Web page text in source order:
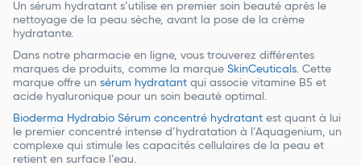
Un sérum hydratant s’utilise en premier soin beauté après le
nettoyage de la peau sèche, avant la pose de la crème
hydratante.
Dans notre pharmacie en ligne, vous trouverez différentes
marques de produits, comme la marque SkinCeuticals. Cette
marque offre un sérum hydratant qui associe vitamine B5 et
acide hyaluronique pour un soin beauté optimal.
Bioderma Hydrabio Sérum concentré hydratant est quant à lui
le premier concentré intense d’hydratation à l’Aquagenium, un
complexe qui stimule les capacités cellulaires de la peau et
retient en surface l’eau.